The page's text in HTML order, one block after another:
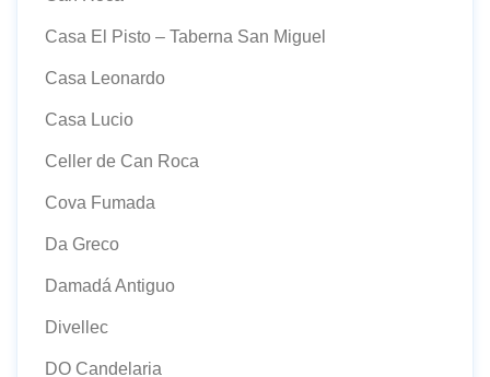
Casa El Pisto – Taberna San Miguel
Casa Leonardo
Casa Lucio
Celler de Can Roca
Cova Fumada
Da Greco
Damadá Antiguo
Divellec
DO Candelaria